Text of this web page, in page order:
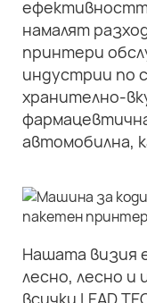
намалят
принтери
индустрии по
хранително-
автомобилна,
Нашата визия
лесно, лесно